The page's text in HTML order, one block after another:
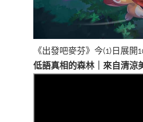
《出發吧麥芬》今(1)日展開
低語真相的森林｜來自清涼